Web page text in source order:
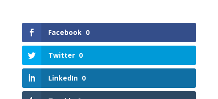
Facebook 0
Twitter 0
LinkedIn 0